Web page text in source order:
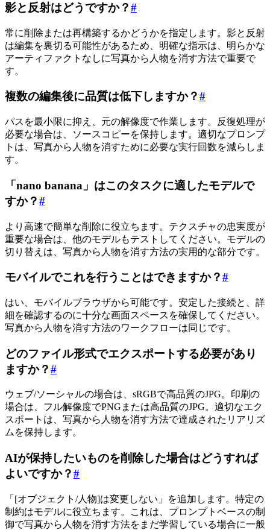
影と反射はどうですか？#
常に削除または再構築するかどうかを指定します。影と反射
は編集を裏切る可能性があるため、明確な指示は、明らかな
アーティファクトなしに写真から人物を消す方法で重要で
す。
複数の編集後に品質は低下しますか？#
パスを最小限に抑え、元の解像度で作業します。反復処理が
必要な場合は、ソースコピーを保持します。適切なプロンプ
トは、写真から人物を消すために必要な実行回数を減らしま
す。
「nano banana」はこのタスクに適したモデルで
すか？#
より高速で簡単な削除に役立ちます。テクスチャの忠実度が
重要な場合は、他のモデルもテストしてください。モデルの
切り替えは、写真から人物を消す方法の実用的な部分です。
モバイルでこれを行うことはできますか？#
はい、モバイルブラウザから可能です。安定した接続と、詳
細を確認するのに十分な画面スペースを確保してください。
写真から人物を消す方法のワークフローは同じです。
どのファイル形式でエクスポートする必要があり
ますか？#
ウェブ/ソーシャルの場合は、sRGBで高品質のJPG。印刷の
場合は、フル解像度でPNGまたは高品質のJPG。適切なエク
スポートは、写真から人物を消す方法で達成されたリアリズ
ムを保持します。
AIが保持したいものを削除した場合はどうすれば
よいですか？#
「[オブジェクト/人物]は変更しない」を追加します。特定の
制約はモデルに役立ちます。これは、プロンプトベースの制
御で写真から人物を消す方法をまだ学習している場合に一般